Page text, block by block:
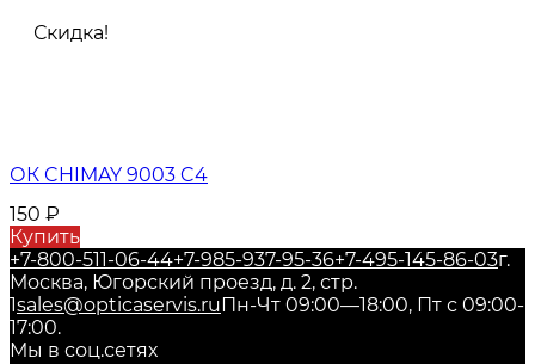
Скидка!
ОК CHIMAY 9003 C4
150 ₽
Купить
+7-800-511-06-44+7-985-937-95-36+7-495-145-86-03г.
Москва, Югорский проезд, д. 2, стр.
1sales@opticaservis.ruПн-Чт 09:00—18:00, Пт с 09:00-
17:00.
Мы в соц.сетях